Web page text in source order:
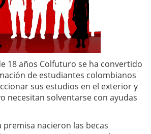
18 años Colfuturo se ha convertido
de estudiantes colombianos
sus estudios en el exterior y
necesitan solventarse con ayudas
premisa nacieron las becas